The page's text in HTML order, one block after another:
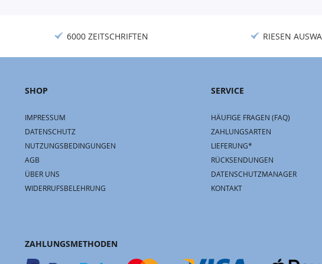
6000 ZEITSCHRIFTEN RIESEN
SHOP
IMPRESSUM
DATENSCHUTZ
NUTZUNGSBEDINGUNGEN
AGB
ÜBER UNS
WIDERRUFSBELEHRUNG
SERVICE
HÄUFIGE FRAGEN (FAQ)
ZAHLUNGSARTEN
LIEFERUNG*
RÜCKSENDUNGEN
DATENSCHUTZMANAGER
KONTAKT
ZAHLUNGSMETHODEN